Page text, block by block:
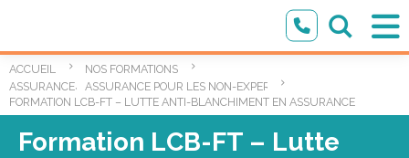
ACCUEIL
NOS FORMATIONS
ASSURANCE, ASSURANCE POUR LES NON-EXPERTS
FORMATION LCB-FT – LUTTE ANTI-BLANCHIMENT EN ASSURANCE
Formation LCB-FT – Lutte